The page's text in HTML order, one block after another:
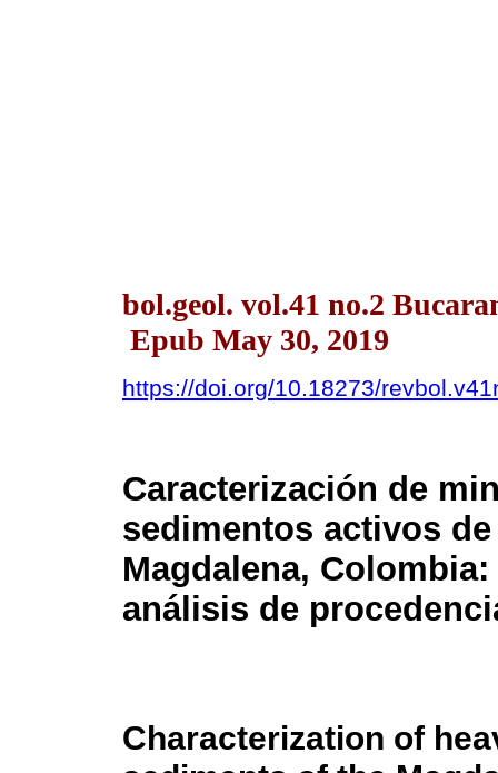
bol.geol. vol.41 no.2
Epub May 30, 2019
https://doi.org/10.18273/
Caracterización de
sedimentos activos
Magdalena,
análisis de
Characterization of